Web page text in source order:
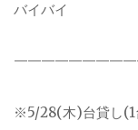
バイバイ
※5/28(木)台貸し(1